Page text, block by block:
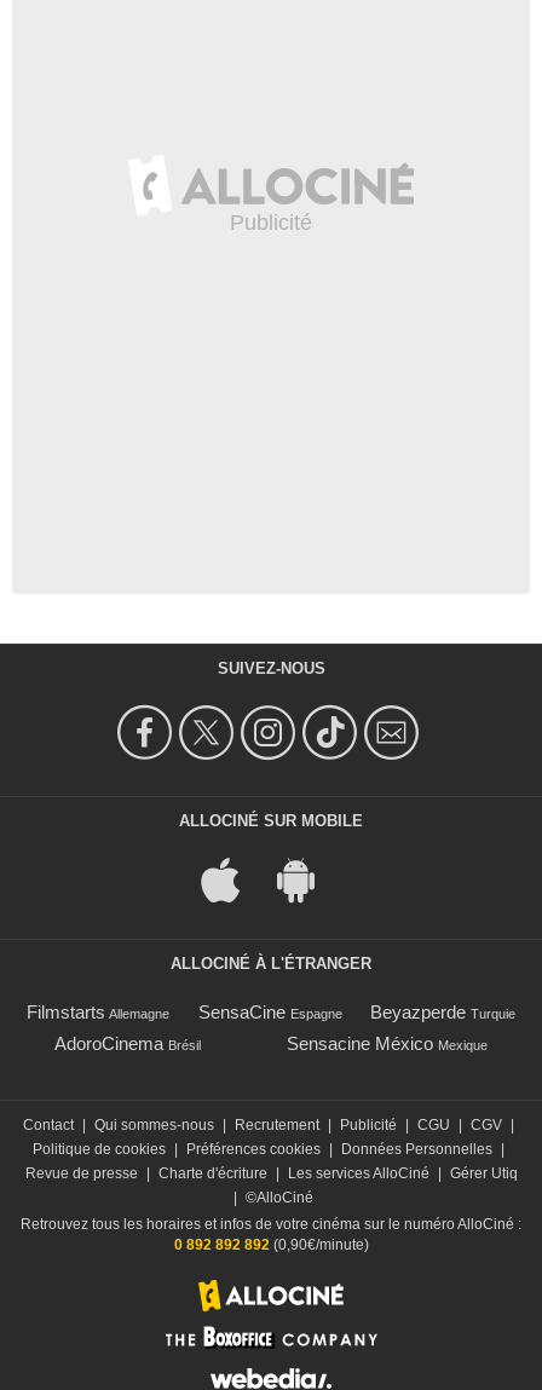
SUIVEZ-NOUS
ALLOCINÉ SUR MOBILE
ALLOCINÉ À L'ÉTRANGER
Filmstarts Allemagne SensaCine Espagne Beyazperde Turquie
AdoroCinema Brésil Sensacine México Mexique
Contact | Qui sommes-nous | Recrutement | Publicité | CGU | CGV |
Politique de cookies | Préférences cookies | Données Personnelles |
Revue de presse
| Charte d'écriture | Les services AlloCiné | Gérer Utiq
| ©AlloCiné
Retrouvez tous les horaires et infos de votre cinéma sur le numéro AlloCiné :
0 892 892 892 (0,90€/minute)